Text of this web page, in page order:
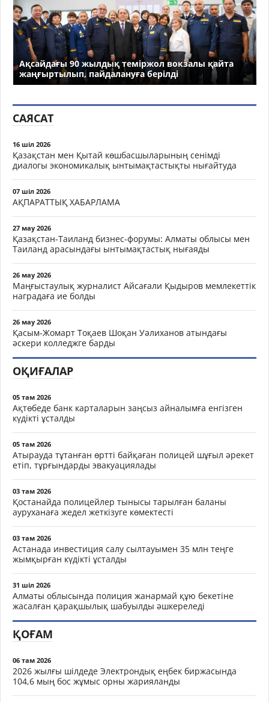
Ақсайдағы 90 жылдық теміржол вокзалы қайта
жаңғыртылып, пайдалануға берілді
САЯСАТ
16 шіл 2026
Қазақстан мен Қытай көшбасшыларының сенімді
диалогы экономикалық ынтымақтастықты нығайтуда
07 шіл 2026
АҚПАРАТТЫҚ ХАБАРЛАМА
27 мау 2026
Қазақстан-Таиланд бизнес-форумы: Алматы облысы мен
Таиланд арасындағы ынтымақтастық нығаяды
26 мау 2026
Маңғыстаулық журналист Айсағали Қыдыров мемлекеттік
наградаға ие болды
26 мау 2026
Қасым-Жомарт Тоқаев Шоқан Уәлиханов атындағы
әскери колледжге барды
ОҚИҒАЛАР
05 там 2026
Ақтөбеде банк карталарын заңсыз айналымға енгізген
күдікті ұсталды
05 там 2026
Атырауда тұтанған өртті байқаған полицей шұғыл әрекет
етіп, тұрғындарды эвакуациялады
03 там 2026
Қостанайда полицейлер тынысы тарылған баланы
ауруханаға жедел жеткізуге көмектесті
03 там 2026
Астанада инвестиция салу сылтауымен 35 млн теңге
жымқырған күдікті ұсталды
31 шіл 2026
Алматы облысында полиция жанармай құю бекетіне
жасалған қарақшылық шабуылды әшкереледі
ҚОҒАМ
06 там 2026
2026 жылғы шілдеде Электрондық еңбек биржасында
104,6 мың бос жұмыс орны жарияланды